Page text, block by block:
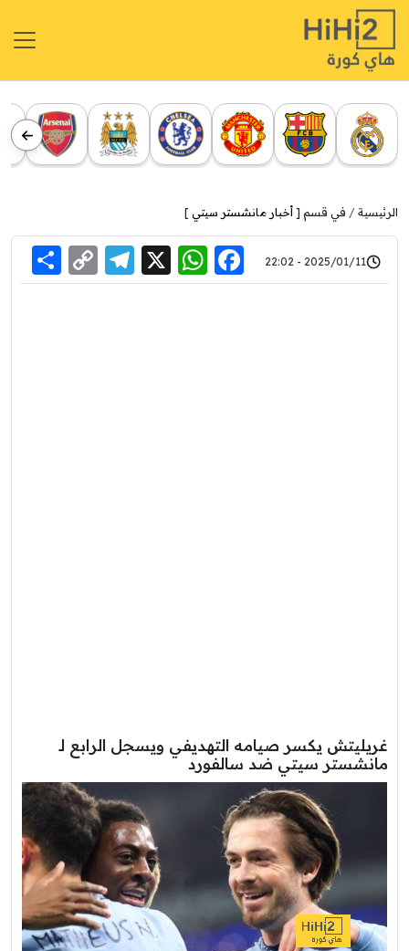
الرئيسية في قسم [ أخبار مانشستر سيتي ]
2025/01/11 - 22:02
Facebook
WhatsApp
X
Link
غريليتش يكسر صيامه التهديفي ويسجل الرابع لـ
مانشستر سيتي ضد سالفورد